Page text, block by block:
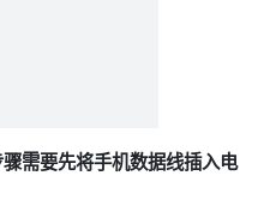
需要先将手机数据线插入电